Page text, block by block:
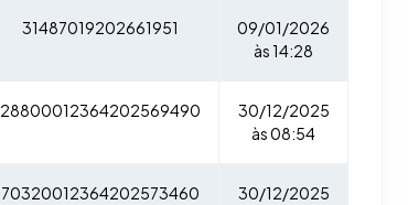
31487019202661951
09/01/2026
às 14:28
28800012364202569490
30/12/2025
às 08:54
70320012364202573460
30/12/2025